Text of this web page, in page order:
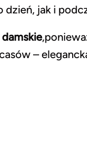
dzień, jak i
–